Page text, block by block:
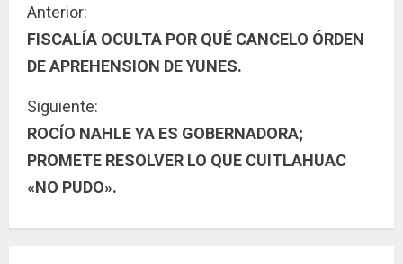
S
i
g
u
e
Anterior:
FISCALÍA OCULTA POR QUÉ CANCELO ÓRDEN
DE APREHENSION DE YUNES.
Siguiente:
ROCÍO NAHLE YA ES GOBERNADORA;
PROMETE RESOLVER LO QUE CUITLAHUAC
«NO PUDO».